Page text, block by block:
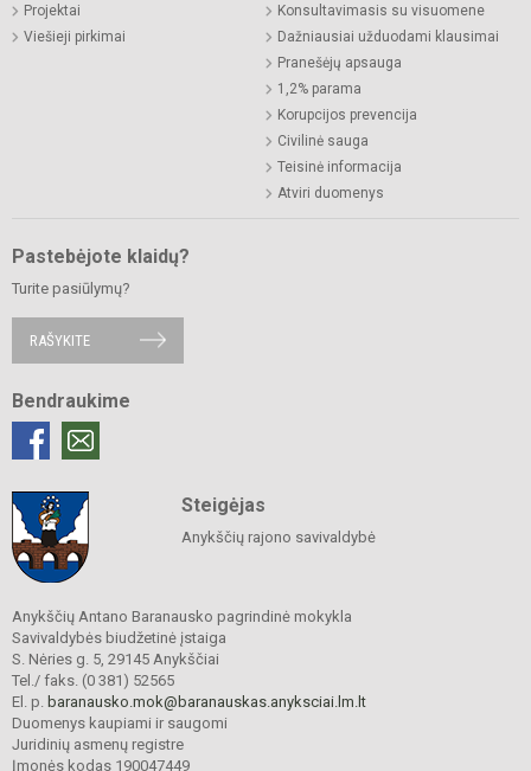
Projektai
Viešieji pirkimai
Konsultavimasis su visuomene
Dažniausiai užduodami klausimai
Pranešėjų apsauga
1,2% parama
Korupcijos prevencija
Civilinė sauga
Teisinė informacija
Atviri duomenys
Pastebėjote klaidų?
Turite pasiūlymų?
RAŠYKITE
Bendraukime
Steigėjas
Anykščių rajono savivaldybė
Anykščių Antano Baranausko pagrindinė mokykla
Savivaldybės biudžetinė įstaiga
S. Nėries g. 5, 29145 Anykščiai
Tel./ faks. (0 381) 52565
El. p. baranausko.mok@baranauskas.anyksciai.lm.lt
Duomenys kaupiami ir saugomi
Juridinių asmenų registre
Įmonės kodas 190047449